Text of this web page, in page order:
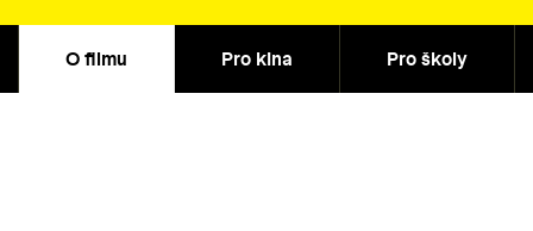
O filmu Pro kina Pro školy